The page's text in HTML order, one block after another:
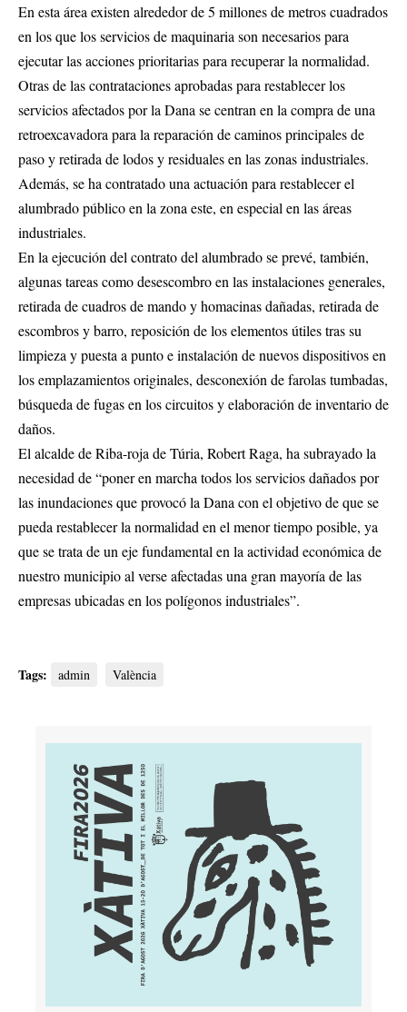
En esta área existen alrededor de 5 millones de metros cuadrados
en los que los servicios de maquinaria son necesarios para
ejecutar las acciones prioritarias para recuperar la normalidad.
Otras de las contrataciones aprobadas para restablecer los
servicios afectados por la Dana se centran en la compra de una
retroexcavadora para la reparación de caminos principales de
paso y retirada de lodos y residuales en las zonas industriales.
Además, se ha contratado una actuación para restablecer el
alumbrado público en la zona este, en especial en las áreas
industriales.
En la ejecución del contrato del alumbrado se prevé, también,
algunas tareas como desescombro en las instalaciones generales,
retirada de cuadros de mando y homacinas dañadas, retirada de
escombros y barro, reposición de los elementos útiles tras su
limpieza y puesta a punto e instalación de nuevos dispositivos en
los emplazamientos originales, desconexión de farolas tumbadas,
búsqueda de fugas en los circuitos y elaboración de inventario de
daños.
El alcalde de Riba-roja de Túria, Robert Raga, ha subrayado la
necesidad de “poner en marcha todos los servicios dañados por
las inundaciones que provocó la Dana con el objetivo de que se
pueda restablecer la normalidad en el menor tiempo posible, ya
que se trata de un eje fundamental en la actividad económica de
nuestro municipio al verse afectadas una gran mayoría de las
empresas ubicadas en los polígonos industriales”.
Tags: admin València